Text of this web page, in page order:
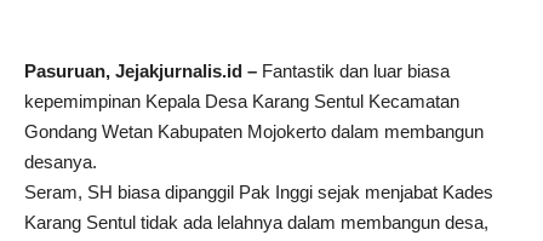
Pasuruan, Jejakjurnalis.id – Fantastik dan luar biasa
kepemimpinan Kepala Desa Karang Sentul Kecamatan
Gondang Wetan Kabupaten Mojokerto dalam membangun
desanya.
Seram, SH biasa dipanggil Pak Inggi sejak menjabat Kades
Karang Sentul tidak ada lelahnya dalam membangun desa,